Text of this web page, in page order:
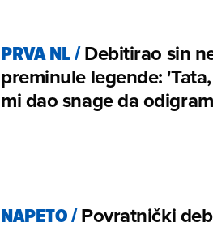
PRVA NL/Debitirao sin
preminule legende:
mi dao snage da
NAPETO/Povratnički